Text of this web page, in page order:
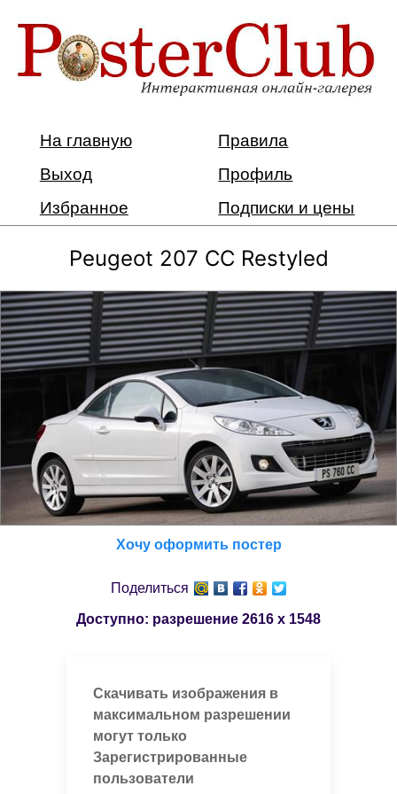
На главную
Правила
Выход
Профиль
Избранное
Подписки и цены
Peugeot 207 CC Restyled
Хочу оформить постер
Поделиться
Доступно: разрешение 2616 x 1548
Скачивать изображения в
максимальном разрешении
могут только
Зарегистрированные
пользователи